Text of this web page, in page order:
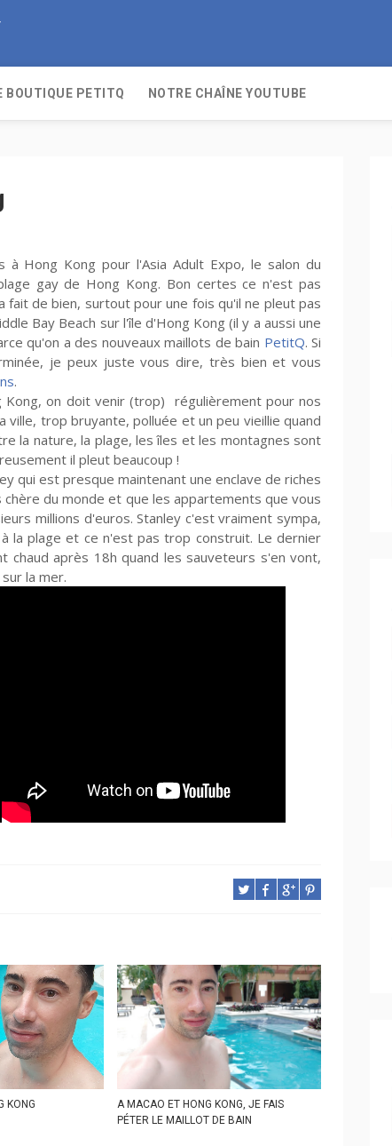
BOUTIQUE PETITQ NOTRE CHAÎNE YOUTUBE
à Hong Kong pour l'Asia Adult Expo, le salon du
gay de Hong Kong. Bon certes ce n'est pas
de bien, surtout pour une fois qu'il ne pleut pas
Bay Beach sur l'île d'Hong Kong (il y a aussi une
qu'on a des nouveaux maillots de bain PetitQ. Si
je peux juste vous dire, très bien et vous
.
Kong, on doit venir (trop) régulièrement pour nos
ville, trop bruyante, polluée et un peu vieillie quand
la nature, la plage, les îles et les montagnes sont
il pleut beaucoup !
qui est presque maintenant une enclave de riches
du monde et que les appartements que vous
millions d'euros. Stanley c'est vraiment sympa,
la plage et ce n'est pas trop construit. Le dernier
chaud après 18h quand les sauveteurs s'en vont,
la mer.
KONG
A MACAO ET HONG KONG, JE FAIS
PÉTER LE MAILLOT DE BAIN